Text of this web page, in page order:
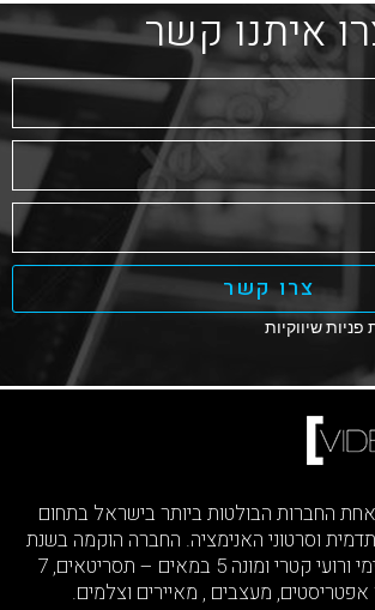
איתנו קשר
שיווקיות
צרו קשר
החברות הבולטות ביותר בישראל בתחום
וסרטוני האנימציה. החברה הוקמה בשנת
2010 ע”י איתי אפרימי ורועי קטרי ומונה 5 במאים – תסריטאים, 7
אפטריסטים, מעצבים , מאיירים וצלמים.